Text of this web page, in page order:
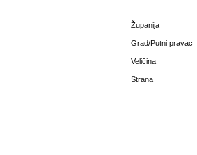
Županija
Grad/Putni pravac
Veličina
Strana